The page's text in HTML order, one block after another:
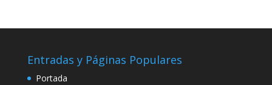
Entradas y Páginas Populares
Portada